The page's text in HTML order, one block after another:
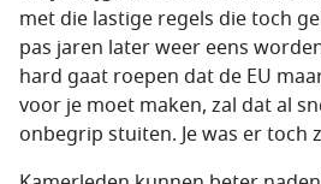
met die lastige regels die toch
pas jaren later weer eens
hard gaat roepen dat de EU
voor je moet maken, zal dat al
onbegrip stuiten. Je was er toch